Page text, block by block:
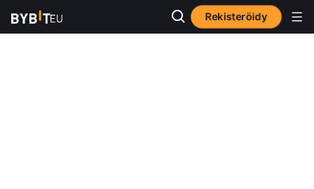
Rekisteröidy